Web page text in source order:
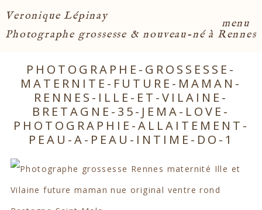
menu
Veronique Lépinay
Photographe grossesse & nouveau-né à Rennes
PHOTOGRAPHE-GROSSESSE-
MATERNITE-FUTURE-MAMAN-
RENNES-ILLE-ET-VILAINE-
BRETAGNE-35-JEMA-LOVE-
PHOTOGRAPHIE-ALLAITEMENT-
PEAU-A-PEAU-INTIME-DO-1